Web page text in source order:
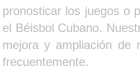
pronosticar los juegos o
el Béisbol Cubano.
mejora y ampliación de
frecuentemente.